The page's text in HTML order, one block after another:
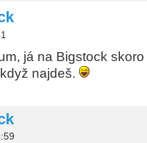
já na Bigstock
najdeš.